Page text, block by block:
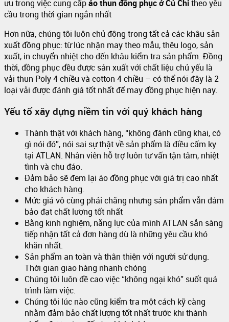
ưu trong việc cung cấpáo thun đồng phục ở Củ Chitheo yêu
cầu trong thời gian ngắn nhất
Hơn nữa, chúng tôi luôn chủ động trong tất cả các khâu sản
xuất đồng phục: từ lúc nhận may theo mẫu, thêu logo, sản
xuất, in chuyển nhiệt cho đến khâu kiểm tra sản phẩm. Đồng
thời, đồng phục đều được sản xuất với chất liệu chủ yếu là
vải thun Poly 4 chiều và cotton 4 chiều – có thể nói đây là 2
loại vải được đánh giá tốt nhất để may đồng phục hiện nay.
Yếu tố xây dựng niềm tin với quý khách hàng
Thành thật với khách hàng, “không đánh cũng khai, có
gì nói đó”, nói sai sự thật về sản phẩm là điều cấm kỵ
tại ATLAN. Nhân viên hỗ trợ luôn tư vấn tận tâm, nhiệt
tình và chu đáo.
Đảm bảo sẽ đem lại áo đồng phục với giá trị cao nhất
cho khách hàng.
Mức giá vô cùng phải chăng nhưng sản phẩm vẫn đảm
bảo đạt chất lượng tốt nhất
Bằng kinh nghiệm, năng lực của mình ATLAN sẵn sàng
tiếp nhận tất cả đơn hàng dù là những yêu cầu khó
khăn nhất.
Sản phẩm an toàn và thân thiện với người sử dụng.
Thời gian giao hàng nhanh chóng
Chúng tôi luôn đề cao việc “không ngại khó” suốt quá
trình làm việc.
Chúng tôi lúc nào cũng kiểm tra một cách kỹ càng
nhằm đảm bảo chất lượng tốt nhất trước khi thành